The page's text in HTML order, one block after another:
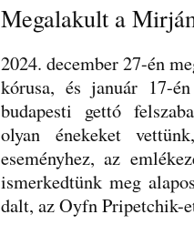
Megalakult a
2024. december 27-én
kórusa, és január 17-
budapesti gettó
olyan énekeket
eseményhez, az
ismerkedtünk meg
dalt, az Oyfn Pripetchik-